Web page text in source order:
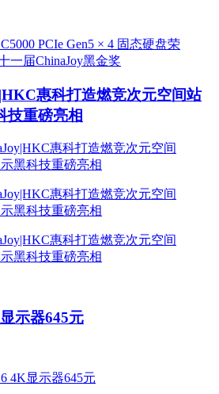
惠科打造燃竞次元空间站
技重磅亮相
示器645元